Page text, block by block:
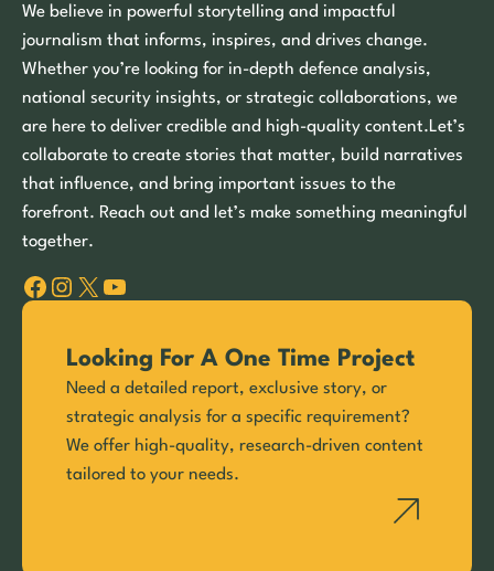
We believe in powerful storytelling and impactful
journalism that informs, inspires, and drives change.
Whether you’re looking for in-depth defence analysis,
national security insights, or strategic collaborations, we
are here to deliver credible and high-quality content.Let’s
collaborate to create stories that matter, build narratives
that influence, and bring important issues to the
forefront. Reach out and let’s make something meaningful
together.
Facebook Instagram X YouTube
Looking For A One Time Project
Need a detailed report, exclusive story, or
strategic analysis for a specific requirement?
We offer high-quality, research-driven content
tailored to your needs.